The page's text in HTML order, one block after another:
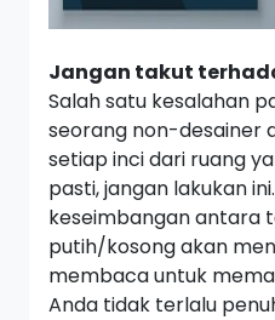
Jangan takut
Salah satu kesalahan
seorang non-desainer
setiap inci dari ruang
pasti, jangan lakukan
keseimbangan antara
putih/kosong akan
membaca untuk
Anda tidak terlalu